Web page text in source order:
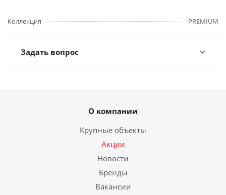
Коллекция PREMIUM
Задать вопрос
О компании
Крупные объекты
Акции
Новости
Бренды
Вакансии